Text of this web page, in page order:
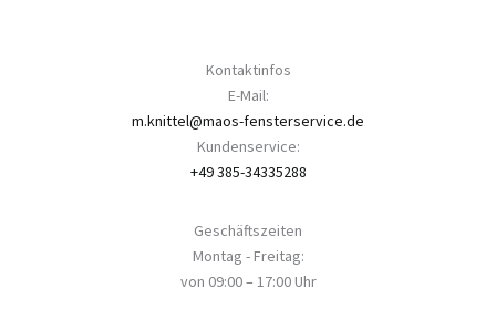
Kontaktinfos
E-Mail:
m.knittel@maos-fensterservice.de
Kundenservice:
+49 385-34335288
Geschäftszeiten
Montag - Freitag:
von 09:00 – 17:00 Uhr